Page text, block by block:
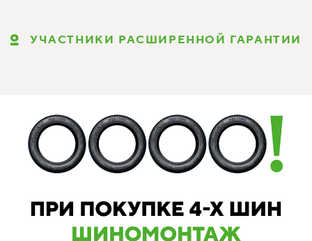
УЧАСТНИКИ РАСШИРЕННОЙ ГАРАНТИИ